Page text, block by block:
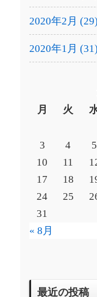
2020年2月 (29)
2020年1月 (31)
月
火
3
4 5
10
11
17
18
24
25
31
« 8月
最近の投稿